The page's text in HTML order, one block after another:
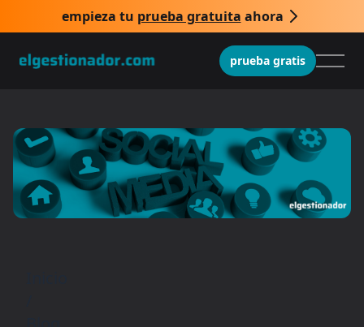
empieza tu prueba gratuita ahora
prueba gratis